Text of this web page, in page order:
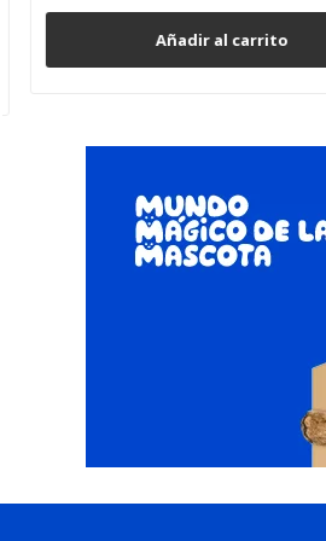
Añadir al carrito